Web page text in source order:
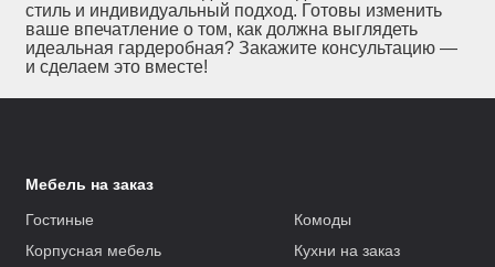
стиль и индивидуальный подход. Готовы изменить
ваше впечатление о том, как должна выглядеть
идеальная гардеробная? Закажите консультацию —
и сделаем это вместе!
Мебель на заказ
Гостиные
Комоды
Корпусная мебель
Кухни на заказ